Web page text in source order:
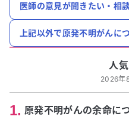
医師の意見が聞きたい・相
上記以外で原発不明がんに
人
2026年
1. 原発不明がんの余命に